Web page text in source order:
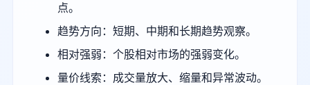
点。
趋势方向：短期、中期和长期趋势观察。
相对强弱：个股相对市场的强弱变化。
量价线索：成交量放大、缩量和异常波动。